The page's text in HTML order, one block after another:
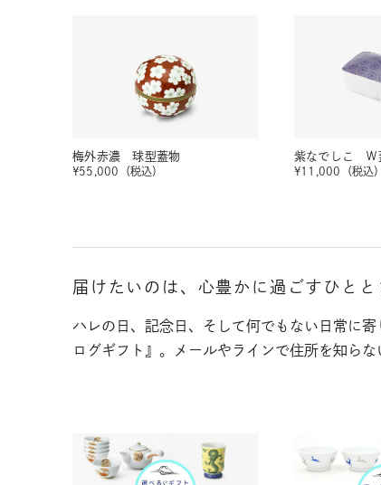
梅外赤濃 球型蓋物
¥55,000 （税込）
紫なでしこ Ｗ
¥11,000 （税込）
届けたいのは、心豊かに過ごすひとと
ハレの日、記念日、そして何でもない日常に
ログギフト』。メールやラインで住所を知ら